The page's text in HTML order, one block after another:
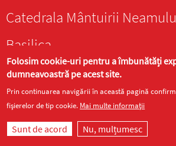
Catedrala Mântuirii
Basilica
Trinitas TV
Radio Trinitas
Ziarul Lumina
Folosim cookie-uri pentru a îmbunătăți
dumneavoastră pe acest site.
Prin continuarea navigării în această pagină
fișierelor de tip cookie. Mai multe informații
Sunt de acord Nu, mulțumesc